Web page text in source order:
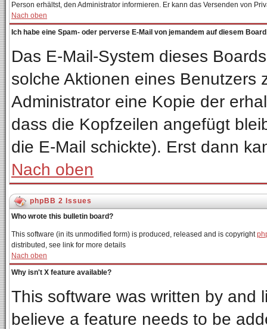
Person erhältst, den Administrator informieren. Er kann das Versenden von
Nach oben
Ich habe eine Spam- oder perverse E-Mail von jemandem auf diesem
Das E-Mail-System dieses
solche Aktionen eines Benutzers
Administrator eine Kopie der
dass die Kopfzeilen angefügt
die E-Mail schickte). Erst dann
Nach oben
phpBB 2 Issues
Who wrote this bulletin board?
This software (in its unmodified form) is produced, released and is copyright
distributed, see link for more details
Nach oben
Why isn't X feature available?
This software was written by and
believe a feature needs to be